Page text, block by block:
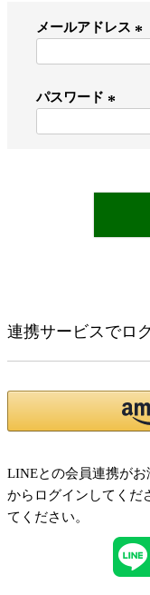
メールアドレス
パスワード
)
連携サービスでロ
LINEとの会員連携が
からログインしてくだ
てください。